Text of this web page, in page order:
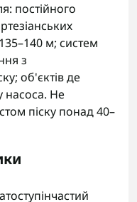
постійного
м; систем
з
об'єктів де
насоса. Не
піску понад 40–